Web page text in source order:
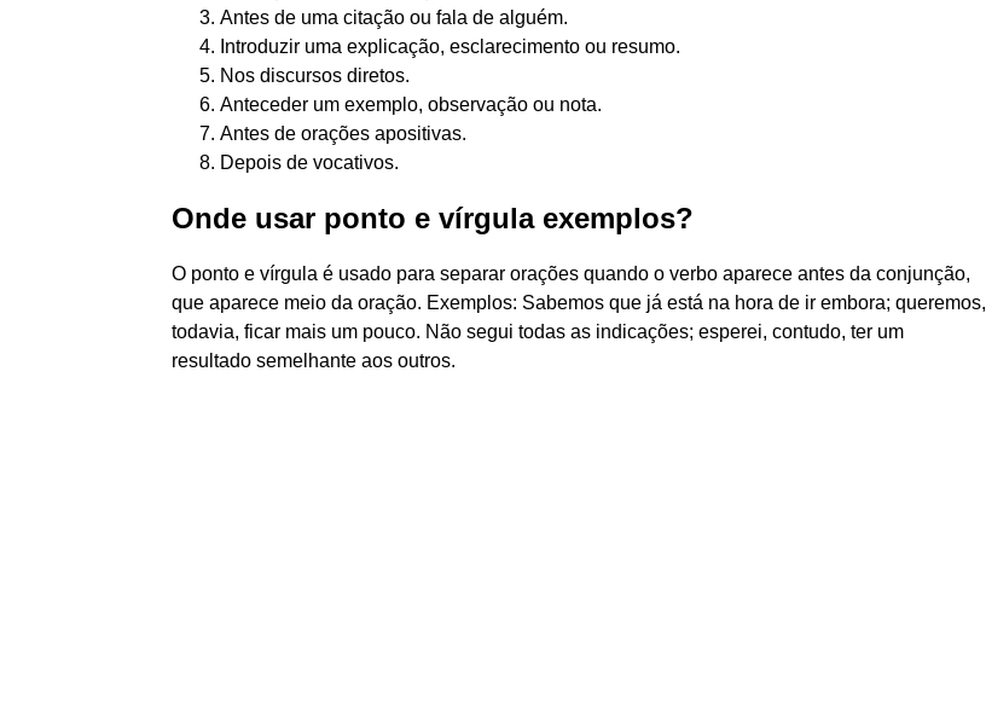
Antes de uma citação ou fala de alguém.
Introduzir uma explicação, esclarecimento ou resumo.
Nos discursos diretos.
Anteceder um exemplo, observação ou nota.
Antes de orações apositivas.
Depois de vocativos.
Onde usar ponto e vírgula exemplos?
O ponto e vírgula é usado para separar orações quando o verbo aparece antes da conjunção,
que aparece meio da oração. Exemplos: Sabemos que já está na hora de ir embora; queremos,
todavia, ficar mais um pouco. Não segui todas as indicações; esperei, contudo, ter um
resultado semelhante aos outros.